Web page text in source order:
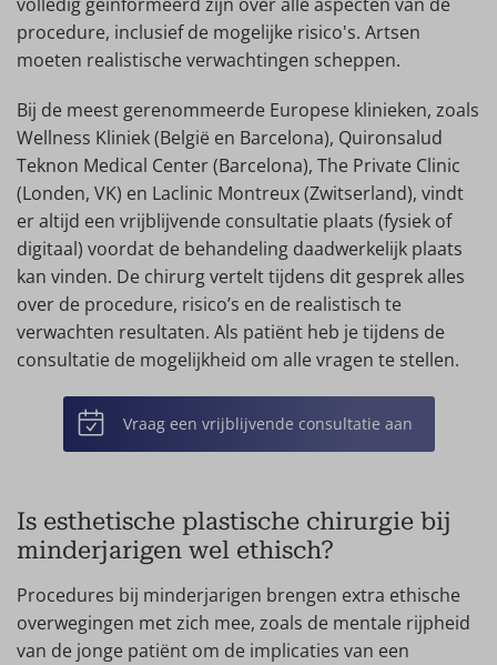
volledig geïnformeerd zijn over alle aspecten van de
procedure, inclusief de mogelijke risico's. Artsen
moeten realistische verwachtingen scheppen.
Bij de meest gerenommeerde Europese klinieken, zoals
Wellness Kliniek (België en Barcelona), Quironsalud
Teknon Medical Center (Barcelona), The Private Clinic
(Londen, VK) en Laclinic Montreux (Zwitserland), vindt
er altijd een vrijblijvende consultatie plaats (fysiek of
digitaal) voordat de behandeling daadwerkelijk plaats
kan vinden. De chirurg vertelt tijdens dit gesprek alles
over de procedure, risico’s en de realistisch te
verwachten resultaten. Als patiënt heb je tijdens de
consultatie de mogelijkheid om alle vragen te stellen.
Vraag een vrijblijvende consultatie aan
Is esthetische plastische chirurgie bij
minderjarigen wel ethisch?
Procedures bij minderjarigen brengen extra ethische
overwegingen met zich mee, zoals de mentale rijpheid
van de jonge patiënt om de implicaties van een